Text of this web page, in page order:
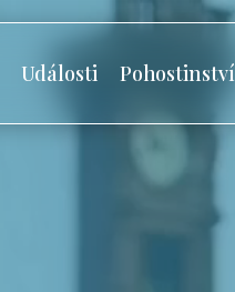
Události Pohostinství